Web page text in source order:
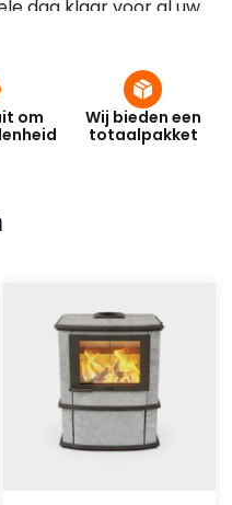
dag klaar voor al uw
om
Wij bieden een
totaalpakket